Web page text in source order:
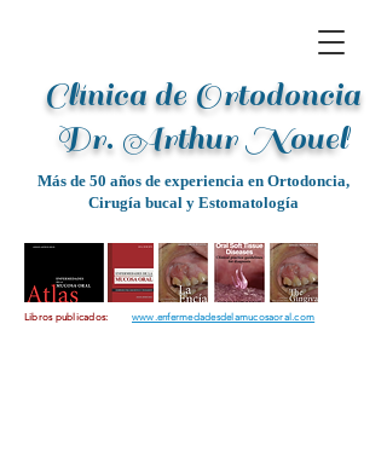
Clínica de Ortodoncia
Dr. Arthur Nouel
Más de 50 años de experiencia en Ortodoncia,
Cirugía bucal y Estomatología
www.enfermedadesdelamucosaoral.com
Libros publicados: